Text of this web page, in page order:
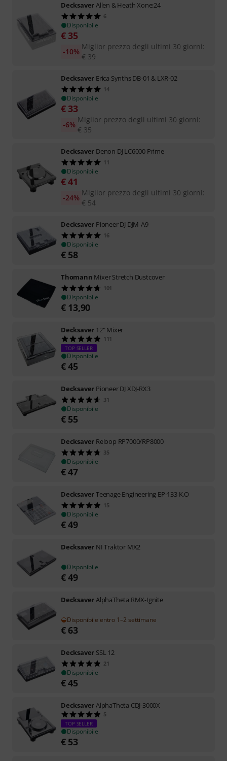
DecksaverAllen & Heath Xone:24
6
Disponibile
€ 35
Miglior prezzo degli ultimi 30 giorni:
€ 39
-10%
Decksaver Erica Synths DB-01 & LXR-02
14
Disponibile
€ 33
Miglior prezzo degli ultimi 30 giorni:
€ 35
-6%
Decksaver Denon DJ LC6000 Prime
11
Disponibile
€41
Miglior prezzo degli ultimi 30 giorni:
€ 54
-24%
Decksaver Pioneer DJ DJM-A9
16
Disponibile
€ 58
Thomann Mixer Stretch Dustcover
101
Disponibile
€ 13,90
Decksaver 12" Mixer
111
TOP SELLER
Disponibile
€45
Decksaver Pioneer DJ XDJ-RX3
31
Disponibile
€ 55
Decksaver Reloop RP7000/RP8000
35
Disponibile
€47
DecksaverTeenage Engineering EP-133 K.O
15
Disponibile
€49
Decksaver NI Traktor MX2
Disponibile
€49
DecksaverAlphaTheta RMX-Ignite
Disponibile entro 1–2 settimane
€ 63
Decksaver SSL 12
21
Disponibile
€45
DecksaverAlphaTheta CDJ-3000X
5
TOP SELLER
Disponibile
€ 53